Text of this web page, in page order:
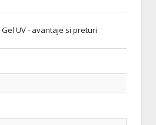
Gel UV - avantaje si preturi